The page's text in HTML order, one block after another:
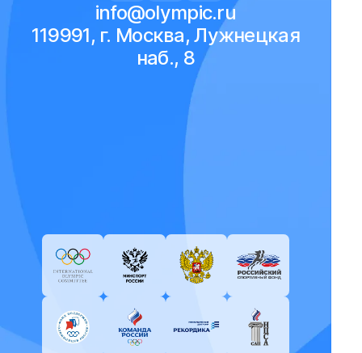
info@olympic.ru
119991, г. Москва, Лужнецкая
наб., 8